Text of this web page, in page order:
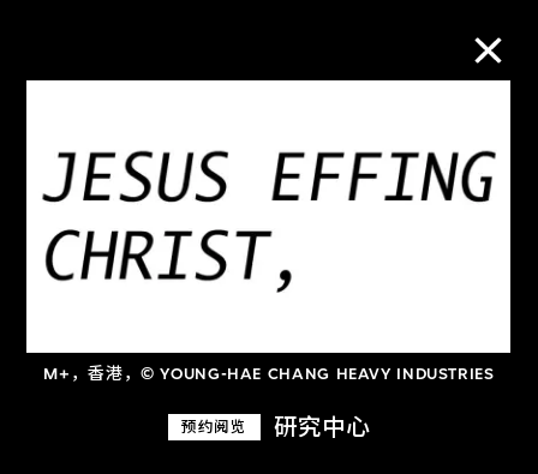
M+，香港，© YOUNG-HAE CHANG HEAVY INDUSTRIES
预约阅览 研究中心
进一步筛选 搜索
关于M+藏品
探索世界顶级的二十及二十一世纪视觉